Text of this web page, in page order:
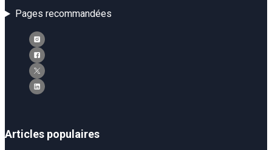
Pages recommandées
Articles populaires